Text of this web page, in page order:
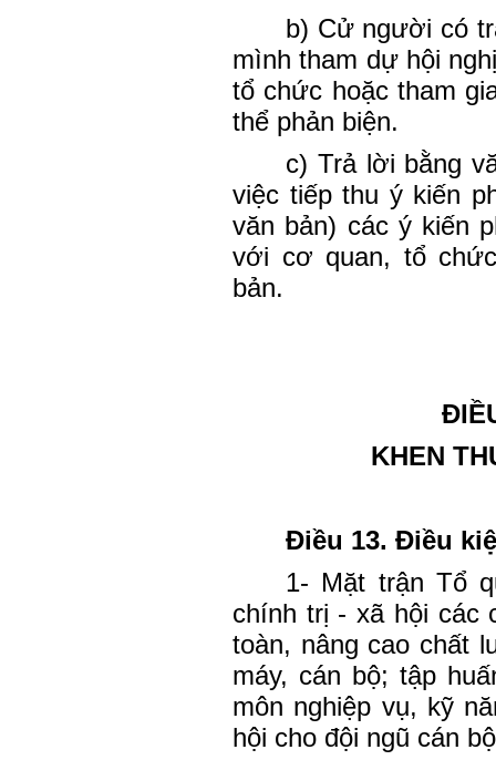
b) Cử người có
mình tham dự hội
tổ chức hoặc tham
thể phản biện.
c) Trả lời bằng
việc tiếp thu ý kiến
văn bản) các ý kiến
với cơ quan, tổ
bản.
KHEN
Điều 13. Điều
1- Mặt trận Tổ
chính trị - xã hội các
toàn, nâng cao chất
máy, cán bộ; tập
môn nghiệp vụ, kỹ
hội cho đội ngũ cán